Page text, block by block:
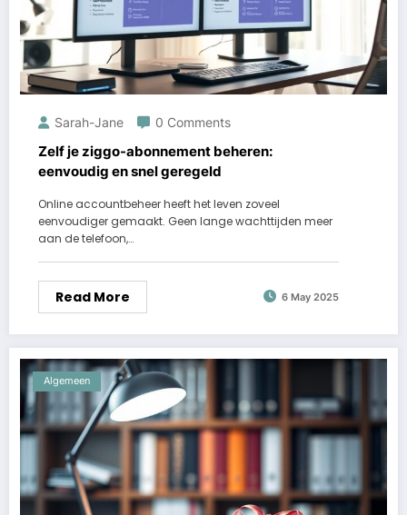
Sarah-Jane 0 Comments
Zelf je ziggo-abonnement beheren:
eenvoudig en snel geregeld
Online accountbeheer heeft het leven zoveel
eenvoudiger gemaakt. Geen lange wachttijden meer
aan de telefoon,…
Read More 6 May 2025
Algemeen